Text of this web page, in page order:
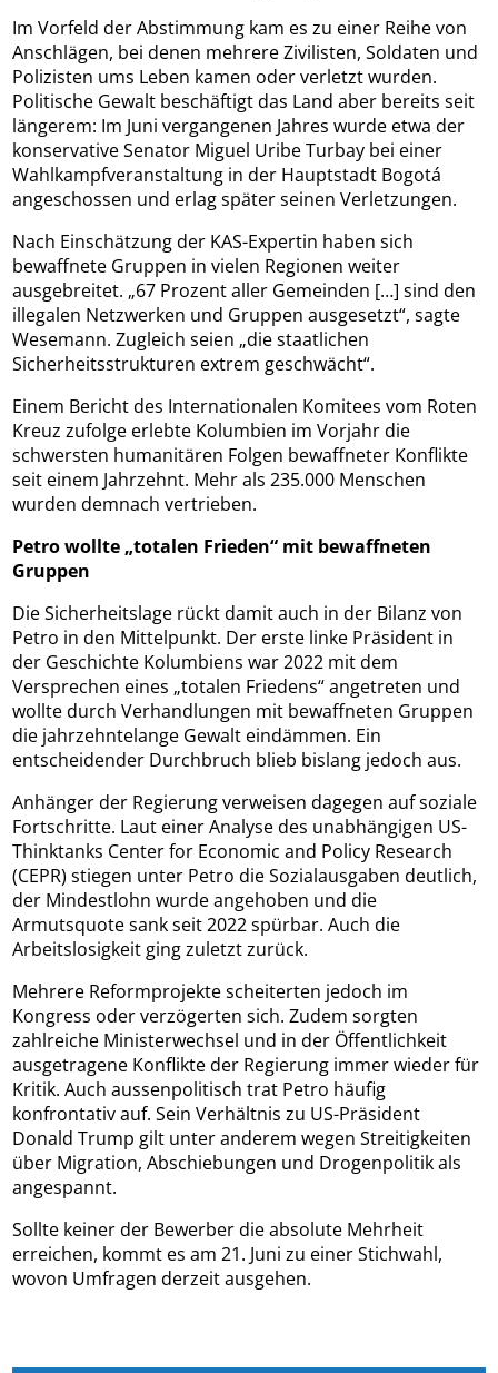
Im Vorfeld der Abstimmung kam es zu einer Reihe von
Anschlägen, bei denen mehrere Zivilisten, Soldaten und
Polizisten ums Leben kamen oder verletzt wurden.
Politische Gewalt beschäftigt das Land aber bereits seit
längerem: Im Juni vergangenen Jahres wurde etwa der
konservative Senator Miguel Uribe Turbay bei einer
Wahlkampfveranstaltung in der Hauptstadt Bogotá
angeschossen und erlag später seinen Verletzungen.
Nach Einschätzung der KAS-Expertin haben sich
bewaffnete Gruppen in vielen Regionen weiter
ausgebreitet. „67 Prozent aller Gemeinden […] sind den
illegalen Netzwerken und Gruppen ausgesetzt“, sagte
Wesemann. Zugleich seien „die staatlichen
Sicherheitsstrukturen extrem geschwächt“.
Einem Bericht des Internationalen Komitees vom Roten
Kreuz zufolge erlebte Kolumbien im Vorjahr die
schwersten humanitären Folgen bewaffneter Konflikte
seit einem Jahrzehnt. Mehr als 235.000 Menschen
wurden demnach vertrieben.
Petro wollte „totalen Frieden“ mit bewaffneten
Gruppen
Die Sicherheitslage rückt damit auch in der Bilanz von
Petro in den Mittelpunkt. Der erste linke Präsident in
der Geschichte Kolumbiens war 2022 mit dem
Versprechen eines „totalen Friedens“ angetreten und
wollte durch Verhandlungen mit bewaffneten Gruppen
die jahrzehntelange Gewalt eindämmen. Ein
entscheidender Durchbruch blieb bislang jedoch aus.
Anhänger der Regierung verweisen dagegen auf soziale
Fortschritte. Laut einer Analyse des unabhängigen US-
Thinktanks Center for Economic and Policy Research
(CEPR) stiegen unter Petro die Sozialausgaben deutlich,
der Mindestlohn wurde angehoben und die
Armutsquote sank seit 2022 spürbar. Auch die
Arbeitslosigkeit ging zuletzt zurück.
Mehrere Reformprojekte scheiterten jedoch im
Kongress oder verzögerten sich. Zudem sorgten
zahlreiche Ministerwechsel und in der Öffentlichkeit
ausgetragene Konflikte der Regierung immer wieder für
Kritik. Auch aussenpolitisch trat Petro häufig
konfrontativ auf. Sein Verhältnis zu US-Präsident
Donald Trump gilt unter anderem wegen Streitigkeiten
über Migration, Abschiebungen und Drogenpolitik als
angespannt.
Sollte keiner der Bewerber die absolute Mehrheit
erreichen, kommt es am 21. Juni zu einer Stichwahl,
wovon Umfragen derzeit ausgehen.